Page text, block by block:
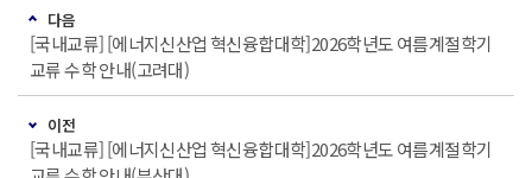
다음
[국내교류] [에너지신산업 혁신융합대학]2026학년도 여름계절학기
교류 수학 안내(고려대)
이전
[국내교류] [에너지신산업 혁신융합대학]2026학년도 여름계절학기